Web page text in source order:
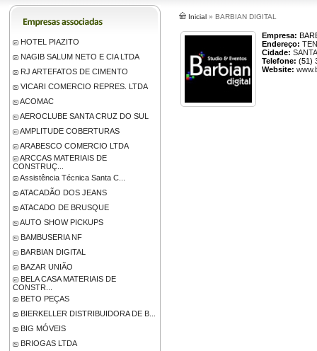
HOTEL PIAZITO
NAGIB SALUM NETO E CIA LTDA
RJ ARTEFATOS DE CIMENTO
VICARI COMERCIO REPRES. LTDA
ACOMAC
AEROCLUBE SANTA CRUZ DO SUL
AMPLITUDE COBERTURAS
ARABESCO COMERCIO LTDA
ARCCAS MATERIAIS DE
CONSTRUÇ...
Assistência Técnica Santa C...
ATACADÃO DOS JEANS
ATACADO DE BRUSQUE
AUTO SHOW PICKUPS
BAMBUSERIA NF
BARBIAN DIGITAL
BAZAR UNIÃO
BELA CASA MATERIAIS DE
CONSTR...
BETO PEÇAS
BIERKELLER DISTRIBUIDORA DE B...
BIG MÓVEIS
BRIOGAS LTDA
Inicial » BARBIAN DIGITAL
Empresa:
Endereço:
Cidade:
Telefone: (51)
Website: